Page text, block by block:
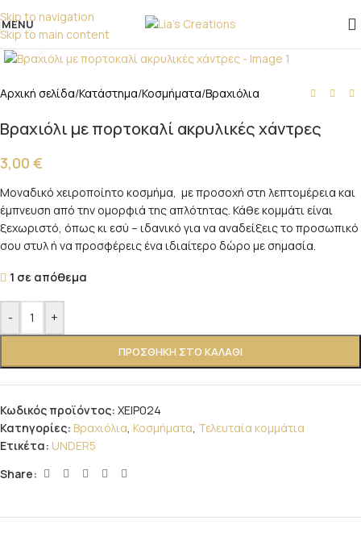
Skip to navigation
Skip to main content
επικοινωνήστε μαζί μας!
MENU
Click to enlarge
Αρχική σελίδα/Κατάστημα/Κοσμήματα/Βραχιόλια
Βραχιόλι με πορτοκαλί ακρυλικές χάντρες
3,00 €
Μοναδικό χειροποίητο κοσμήμα, με προσοχή στη λεπτομέρεια και
έμπνευση από την ομορφιά της απλότητας. Κάθε κομμάτι είναι
ξεχωριστό, όπως κι εσύ – ιδανικό για να αναδείξεις το προσωπικό
σου στυλ ή να προσφέρεις ένα ιδιαίτερο δώρο με σημασία.
1 σε απόθεμα
- +
ΠΡΟΣΘΉΚΗ ΣΤΟ ΚΑΛΆΘΙ
Κωδικός προϊόντος: ΧΕΙΡ024
Κατηγορίες: Βραχιόλια, Κοσμήματα, Τελευταία κομμάτια
Ετικέτα: UNDER5
Share: